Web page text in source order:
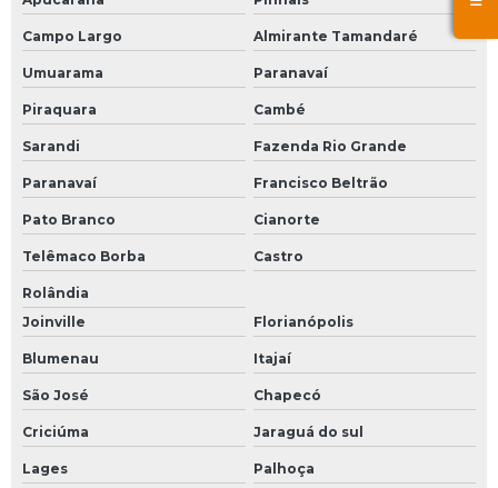
Campo Largo Almirante Tamandaré
Umuarama Paranavaí
Piraquara Cambé
Sarandi Fazenda Rio Grande
Paranavaí Francisco Beltrão
Pato Branco Cianorte
Telêmaco Borba Castro
Rolândia
Joinville
Florianópolis
Blumenau Itajaí
São José Chapecó
Criciúma Jaraguá do sul
Lages Palhoça